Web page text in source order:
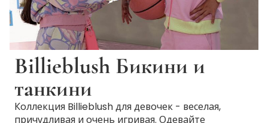
Billieblush Бикини и
танкини
Коллекция Billieblush для девочек - веселая,
причудливая и очень игривая. Одевайте